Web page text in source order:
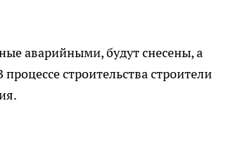
аварийными, будут снесены, а
строительства строители